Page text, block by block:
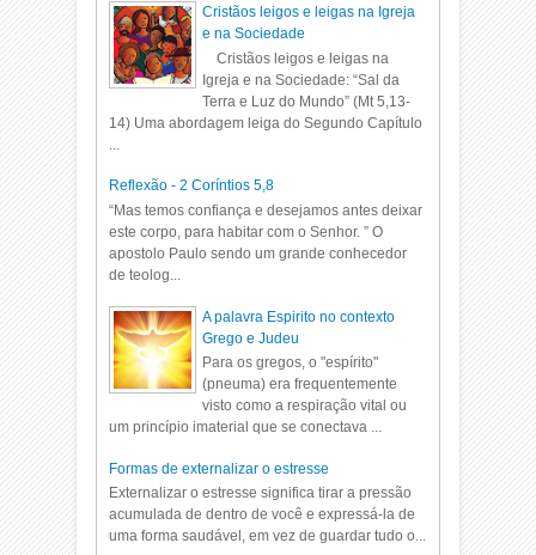
Cristãos leigos e leigas na Igreja
e na Sociedade
Cristãos leigos e leigas na
Igreja e na Sociedade: “Sal da
Terra e Luz do Mundo” (Mt 5,13-
14) Uma abordagem leiga do Segundo Capítulo
Reflexão - 2 Coríntios 5,8
“Mas temos confiança e desejamos antes deixar
este corpo, para habitar com o Senhor. ” O
apostolo Paulo sendo um grande conhecedor
de teolog...
A palavra Espirito no contexto
Grego e Judeu
Para os gregos, o "espírito"
(pneuma) era frequentemente
visto como a respiração vital ou
um princípio imaterial que se conectava ...
Formas de externalizar o estresse
Externalizar o estresse significa tirar a pressão
acumulada de dentro de você e expressá-la de
uma forma saudável, em vez de guardar tudo o...